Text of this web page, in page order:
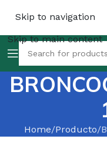
Skip to navigation
Skip to main content
Home Producto